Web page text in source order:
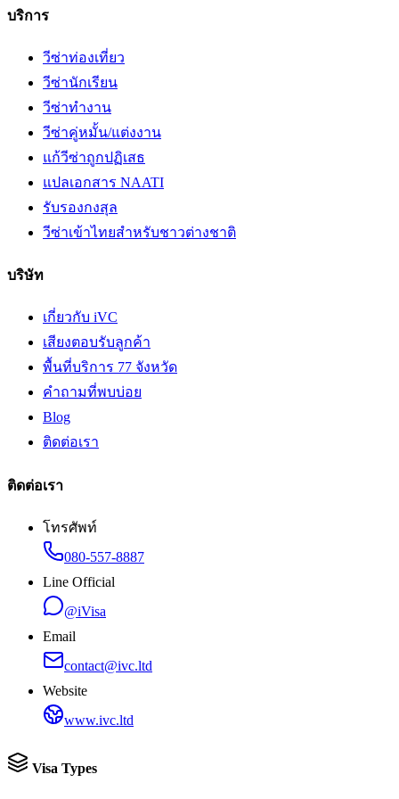
บริการ
วีซ่าท่องเที่ยว
วีซ่านักเรียน
วีซ่าทำงาน
วีซ่าคู่หมั้น/แต่งงาน
แก้วีซ่าถูกปฏิเสธ
แปลเอกสาร NAATI
รับรองกงสุล
วีซ่าเข้าไทยสำหรับชาวต่างชาติ
บริษัท
เกี่ยวกับ iVC
เสียงตอบรับลูกค้า
พื้นที่บริการ 77 จังหวัด
คำถามที่พบบ่อย
Blog
ติดต่อเรา
ติดต่อเรา
โทรศัพท์
080-557-8887
Line Official
@iVisa
Email
contact@ivc.ltd
Website
www.ivc.ltd
Visa Types